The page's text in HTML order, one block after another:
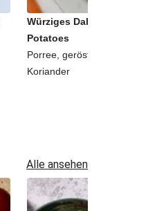
Würziges Dal-Curry mit
Potatoes
Porree, geröstetem Fenchel
Koriander
Alle ansehen